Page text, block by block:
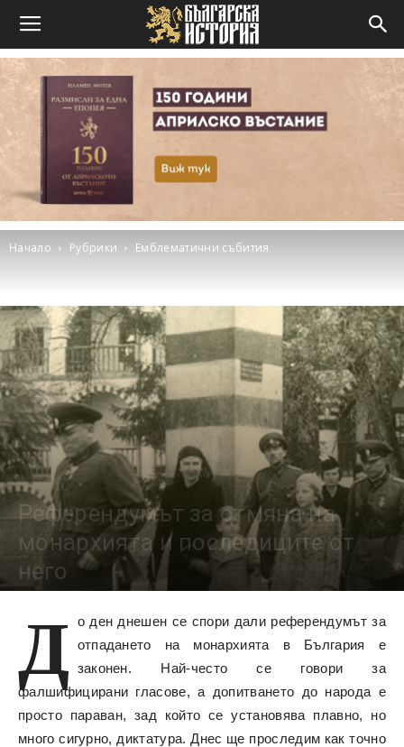
Начало Рубрики Емблематични събития
Референдумът за отмяна на
монархията и последиците от
него
Д о ден днешен се спори дали референдумът за
отпадането на монархията в България е
законен. Най-често се говори за
фалшифицирани гласове, а допитването до народа е
просто параван, зад който се установява плавно, но
много сигурно, диктатура. Днес ще проследим как точно